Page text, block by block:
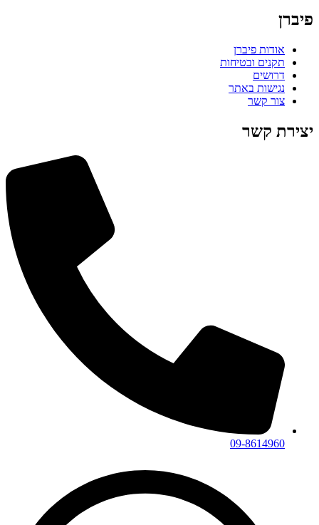
פיברן
אודות פיברן
תקנים ובטיחות
דרושים
נגישות באתר
צור קשר
יצירת קשר
09-8614960